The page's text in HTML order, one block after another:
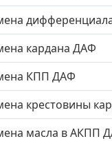
кардана ДАФ
КПП ДАФ
крестовины
масла в АКПП